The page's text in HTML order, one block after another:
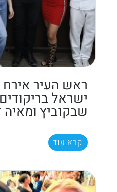
ראש העיר
ישראל
שבקוביץ ומאיה
קרא עוד